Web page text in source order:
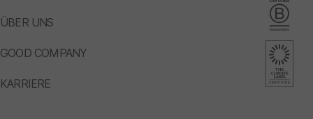
ÜBER UNS
GOOD COMPANY
KARRIERE